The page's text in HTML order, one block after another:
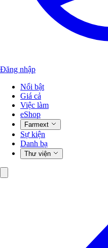
Đăng nhập
Nổi bật
Giá cả
Việc làm
eShop
Farmext
Sự kiện
Danh bạ
Thư viện